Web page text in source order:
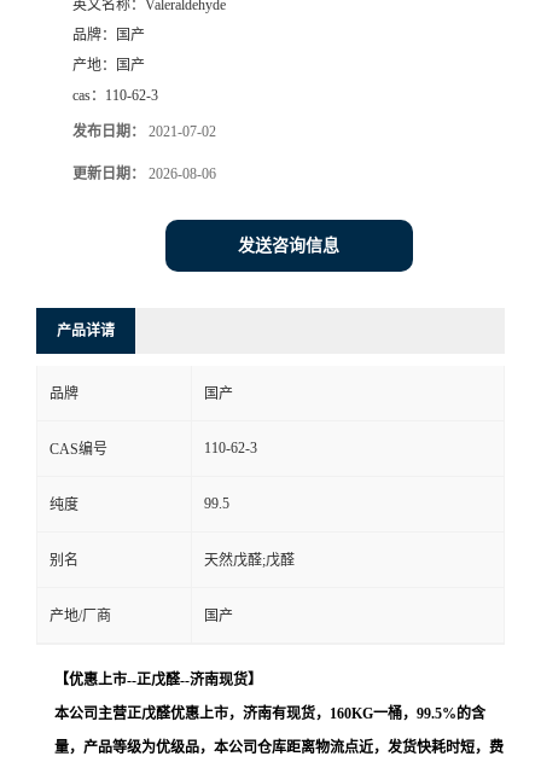
英文名称： Valeraldehyde
品牌：
国产
产地：
国产
cas： 110-62-3
发布日期： 2021-07-02
更新日期： 2026-08-06
发送咨询信息
产品详请
品牌 国产
CAS编号 110-62-3
纯度 99.5
别名 天然戊醛;戊醛
产地/厂商 国产
【优惠上市--正戊醛--济南现货】
本公司主营正戊醛优惠上市，济南有现货，160KG一桶，99.5%的含
量， 产品等级为优级品，本公司仓库距离物流点近，发货快耗时短，费